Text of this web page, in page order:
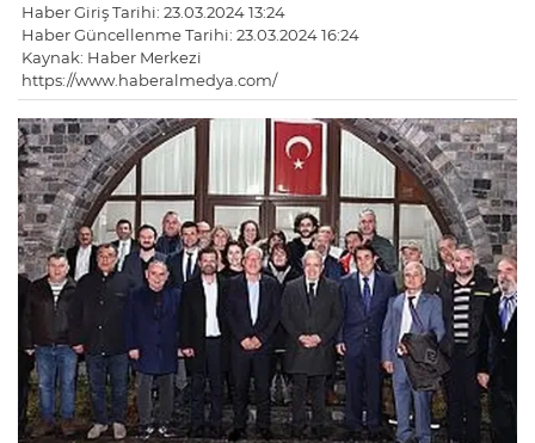
Haber Giriş Tarihi: 23.03.2024 13:24
Haber Güncellenme Tarihi: 23.03.2024 16:24
Kaynak: Haber Merkezi
https://www.haberalmedya.com/